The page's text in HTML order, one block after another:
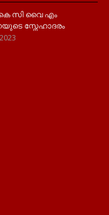
കെ സി വൈ എം
സ്നേഹാദരം